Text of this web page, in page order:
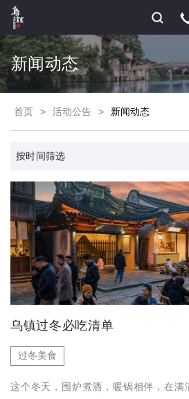
新闻动态
首页 > 活动公告 > 新闻动态
按时间筛选
乌镇过冬必吃清单
过冬美食
这个冬天，围炉煮酒，暖锅相伴，在满